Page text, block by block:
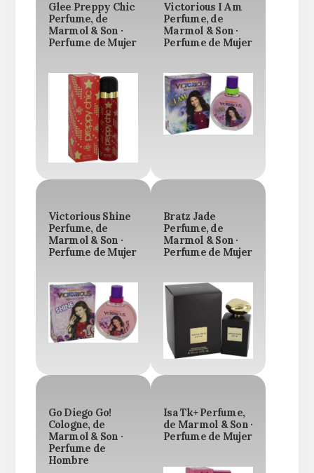
Glee Preppy Chic
Perfume, de
Marmol & Son ·
Perfume de Mujer
Victorious I Am
Perfume, de
Marmol & Son ·
Perfume de Mujer
Victorious Shine
Perfume, de
Marmol & Son ·
Perfume de Mujer
Bratz Jade
Perfume, de
Marmol & Son ·
Perfume de Mujer
Go Diego Go!
Cologne, de
Marmol & Son ·
Perfume de
Hombre
Isa Tk+ Perfume,
de Marmol & Son ·
Perfume de Mujer